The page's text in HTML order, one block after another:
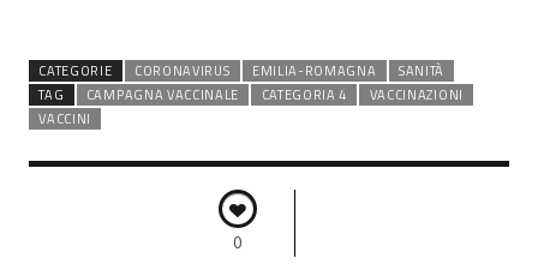
CATEGORIE CORONAVIRUS EMILIA-ROMAGNA
SANITÀ
TAG
CAMPAGNA VACCINALE CATEGORIA 4
VACCINAZIONI
VACCINI
0